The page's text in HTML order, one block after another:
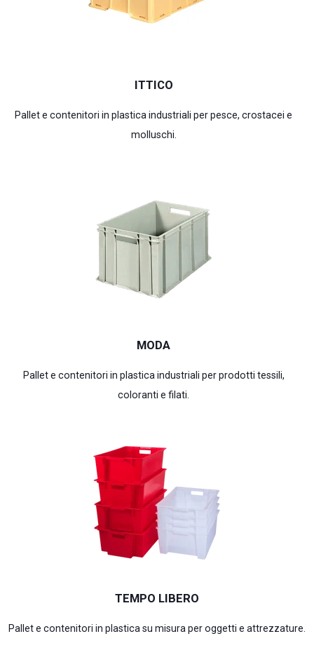
ITTICO
Pallet e contenitori in plastica industriali per pesce, crostacei e
molluschi.
MODA
Pallet e contenitori in plastica industriali per prodotti tessili,
coloranti e filati.
TEMPO LIBERO
Pallet e contenitori in plastica su misura per oggetti e attrezzature.